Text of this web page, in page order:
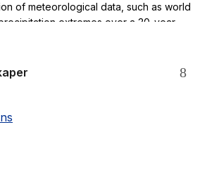
of meteorological data, such as world
extremes over a 30-year